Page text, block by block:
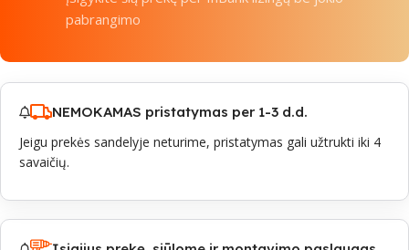
pabrangimo
NEMOKAMAS pristatymas per 1-3 d.d.
Jeigu prekės sandelyje neturime, pristatymas gali užtrukti iki 4
savaičių.